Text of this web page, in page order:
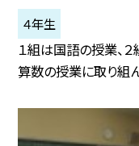
４年生
１組は国語の授業、
算数の授業に取り組